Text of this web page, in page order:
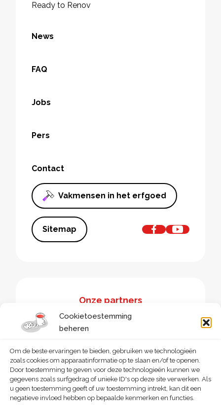
Cookietoestemming
beheren
Om de beste ervaringen te bieden, gebruiken we technologieën
zoals cookies om apparaatinformatie op te slaan en/of te openen.
Door toestemming te geven voor deze technologieën kunnen we
gegevens zoals surfgedrag of unieke ID's op deze site verwerken. Als
u geen toestemming geeft of uw toestemming intrekt, kan dit een
negatieve invloed hebben op bepaalde kenmerken en functies.
Ready to Renov
News
FAQ
Jobs
Pers
Contact
Vakmensen in het erfgoed
Sitemap
Onze partners